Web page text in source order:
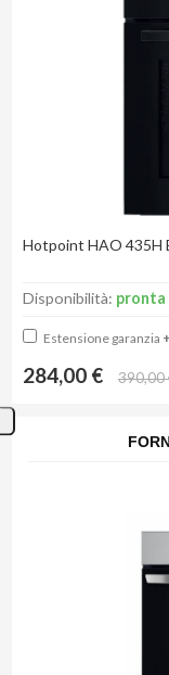
Hotpoint HAO 435H
Disponibilità: pronta
Estensione garanzia
284,00 € 390,00